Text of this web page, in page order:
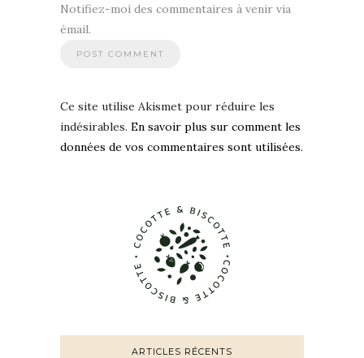
Notifiez-moi des commentaires à venir via
émail.
Ce site utilise Akismet pour réduire les
indésirables. En savoir plus sur comment les
données de vos commentaires sont utilisées.
ARTICLES RÉCENTS